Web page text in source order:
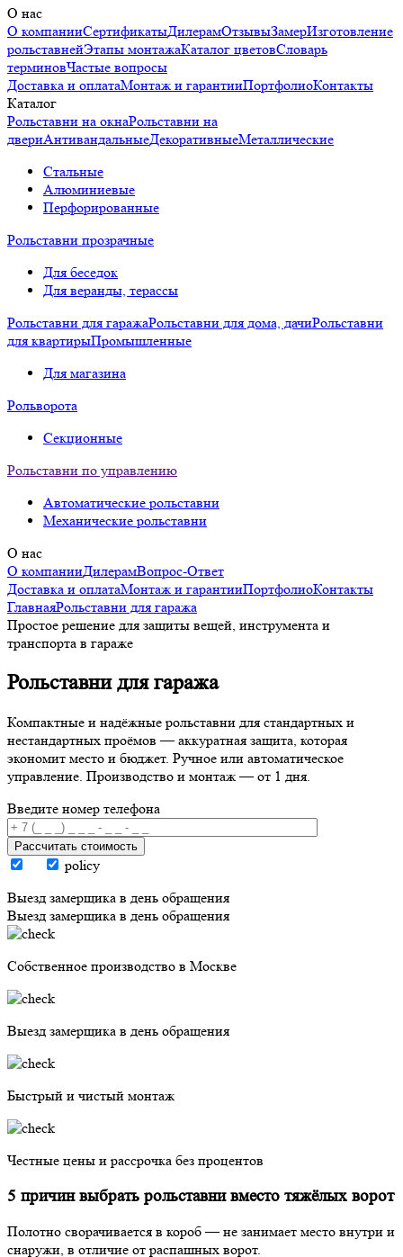
О нас
О компанииСертификатыДилерамОтзывыЗамерИзготовление
рольставнейЭтапы монтажаКаталог цветовСловарь
терминовЧастые вопросы
Доставка и оплатаМонтаж и гарантииПортфолиоКонтакты
Каталог
Рольставни на окнаРольставни на
двериАнтивандальныеДекоративныеМеталлические
Стальные
Алюминиевые
Перфорированные
Рольставни прозрачные
Для беседок
Для веранды, терассы
Рольставни для гаражаРольставни для дома, дачиРольставни
для квартирыПромышленные
Для магазина
Рольворота
Секционные
Рольставни по управлению
Автоматические рольставни
Механические рольставни
О нас
О компанииДилерамВопрос-Ответ
Доставка и оплатаМонтаж и гарантииПортфолиоКонтакты
ГлавнаяРольставни для гаража
Простое решение для защиты вещей, инструмента и
транспорта в гараже
Рольставни для гаража
Компактные и надёжные рольставни для стандартных и
нестандартных проёмов — аккуратная защита, которая
экономит место и бюджет. Ручное или автоматическое
управление. Производство и монтаж — от 1 дня.
Введите номер телефона
Рассчитать стоимость
policy
Выезд замерщика в день обращения
Выезд замерщика в день обращения
Собственное производство в Москве
Выезд замерщика в день обращения
Быстрый и чистый монтаж
Честные цены и рассрочка без процентов
5 причин выбрать рольставни вместо тяжёлых ворот
Полотно сворачивается в короб — не занимает место внутри и
снаружи, в отличие от распашных ворот.